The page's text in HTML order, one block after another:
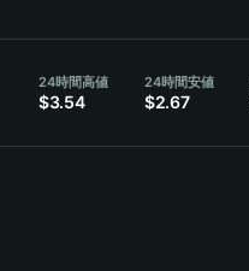
24時間高値
$3.54
24時間安値
$2.67